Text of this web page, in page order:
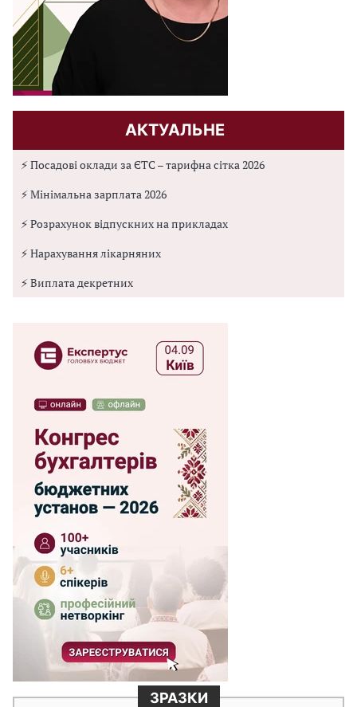
АКТУАЛЬНЕ
⚡ Посадові оклади за ЄТС – тарифна сітка 2026
⚡ Мінімальна зарплата 2026
⚡ Розрахунок відпускних на прикладах
⚡ Нарахування лікарняних
⚡ Виплата декретних
ЗРАЗКИ